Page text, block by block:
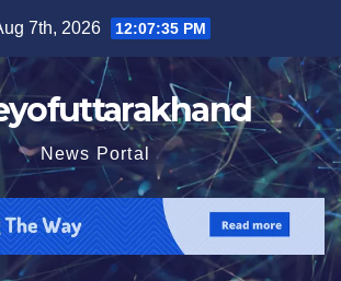
7th, 2026 12:07:36 PM
News Portal